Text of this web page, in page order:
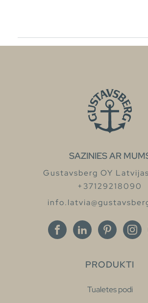
SAZINIES AR
Gustavsberg OY
+37129218090
PRODUKTI
Tualetes podi